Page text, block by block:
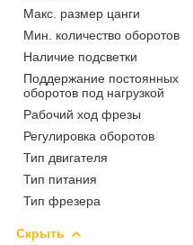
Макс. размер цанги
Мин. количество оборотов
Наличие подсветки
Поддержание постоянных
оборотов под нагрузкой
Рабочий ход фрезы
Регулировка оборотов
Тип двигателя
Тип питания
Тип фрезера
Скрыть